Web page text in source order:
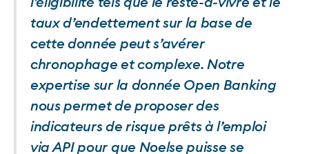
taux d’endettement sur la base de
cette donnée peut s’avérer
chronophage et complexe. Notre
expertise sur la donnée Open Banking
nous permet de proposer des
indicateurs de risque prêts à l’emploi
via API pour que Noelse puisse se